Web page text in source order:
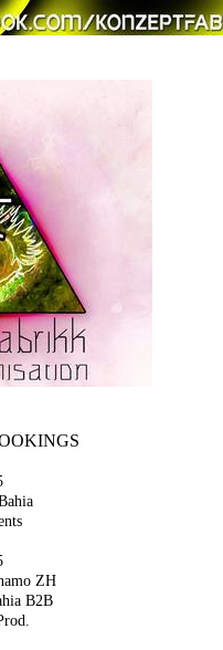
ZH
B2B